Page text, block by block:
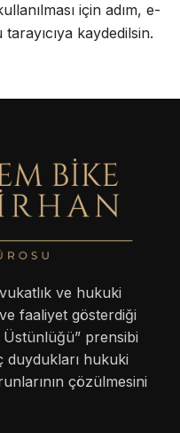
için adım, e-
kaydedilsin.
ve hukuki
faaliyet gösterdiği
Üstünlüğü” prensibi
duydukları hukuki
çözülmesini